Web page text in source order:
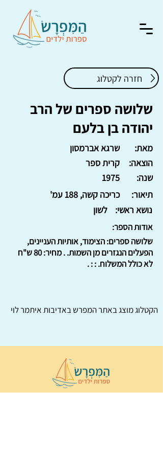
חזרה לקטלוג
שלושה ספרים של הרב
יהודה בן בלעם
שרגא אברמסון
מאת:
קרית ספר
הוצאה:
1975
שנה:
כריכה קשה, 188 עמ'
תיאור:
לשון
נושא ראשי:
אודות הספר:
שלושה ספרים: הצימוד, אותיות העניינים,
הפעלים הנגזרים מן השמות. . מחיר: 80 ש"ח
לא כולל המשלוח. : : .
הקטלוג מוצג באתרהמפרשבאדיבות איתמר לוי